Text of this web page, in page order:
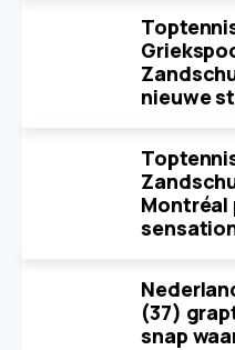
nieuwe
Montréal
(37)
snap